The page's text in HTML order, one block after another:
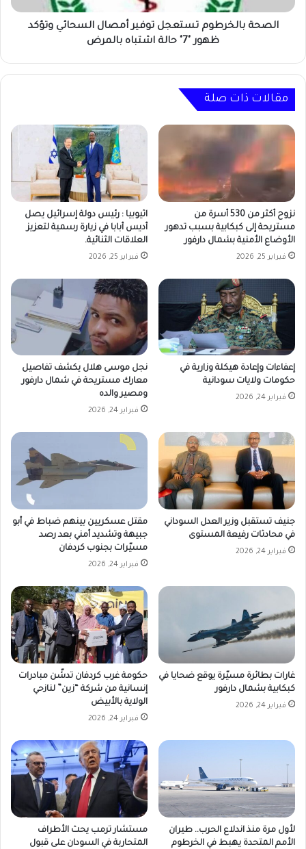
"7"
الصحة بالخرطوم تستعجل توفير أمصال السحائي وتؤكد
ظهور "7" حالة اشتباه بالمرض
مقالات ذات صلة
نزوح أكثر من 530 أسرة من
مستريحة إلى كبكابية بسبب تدهور
الأوضاع الأمنية بشمال دارفور
فبراير 25, 2026
اثيوبيا : رئيس دولة إسرائيل يصل
أديس أبابا في زيارة رسمية لتعزيز
العلاقات الثنائية.
فبراير 25, 2026
إعفاءات وإعادة هيكلة وزارية في
حكومات ولايات سودانية
فبراير 24, 2026
نجل موسى هلال يكشف تفاصيل
معارك مستريحة في شمال دارفور
ومصير والده
فبراير 24, 2026
جنيف تستقبل وزير العدل السوداني
في محادثات رفيعة المستوى
فبراير 24, 2026
مقتل عسكريين بينهم ضباط في أبو
جبيهة وتشديد أمني بعد رصد
مسيّرات بجنوب كردفان
فبراير 24, 2026
غارات بطائرة مسيّرة يوقع ضحايا في
كبكابية بشمال دارفور
فبراير 24, 2026
حكومة غرب كردفان تدشّن مبادرات
إنسانية من شركة “زين” لنازحي
الولاية بالأبيض
فبراير 24, 2026
لأول مرة منذ اندلاع الحرب.. طيران
الأمم المتحدة يهبط في الخرطوم
مستشار ترمب يحث الأطراف
المتحاربة في السودان على قبول